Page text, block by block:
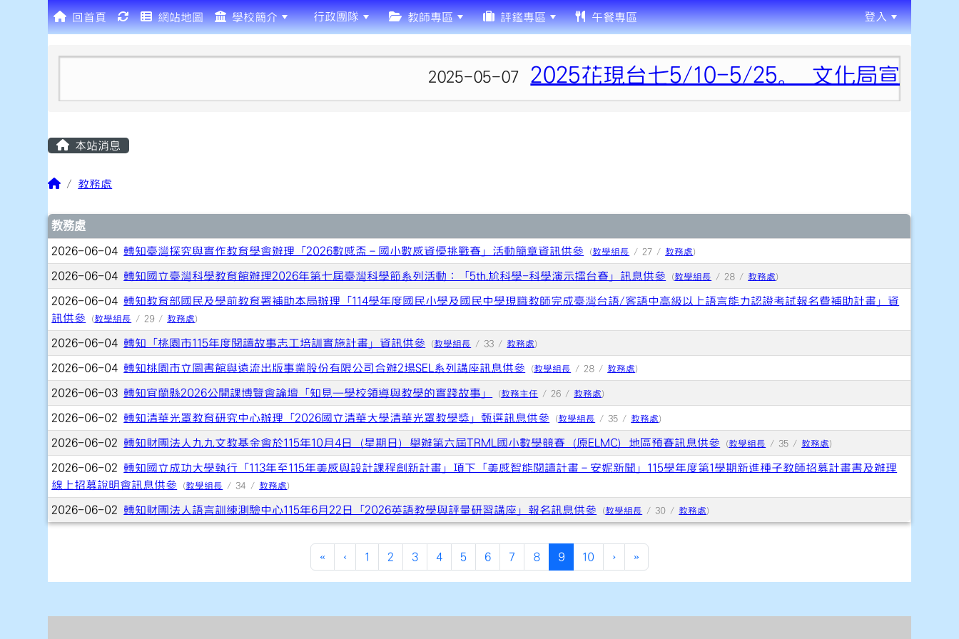
回首頁 網站地圖 學校簡介 行政團隊 教師專區 評鑑專區 午餐專區 登入
2025-05-07 2025花現台七5/10-5/25。 文化局宣傳影
本站消息
教務處
文章列表
教務處
2026-06-04 轉知臺灣探究與實作教育學會辦理「2026數感盃－國小數感資優挑戰賽」活動簡章資訊供參 (教學組長 / 27 / 教務處)
2026-06-04 轉知國立臺灣科學教育館辦理2026年第七屆臺灣科學節系列活動：「5th.尬科學-科學演示擂台賽」訊息供參 (教學組長 / 28 / 教務處)
2026-06-04 轉知教育部國民及學前教育署補助本局辦理「114學年度國民小學及國民中學現職教師完成臺灣台語/客語中高級以上語言能力認證考試報名費補助計畫」資
訊供參
(教學組長 / 29 / 教務處)
2026-06-04 轉知「桃園市115年度閱讀故事志工培訓實施計畫」資訊供參 (教學組長 / 33 / 教務處)
2026-06-04 轉知桃園市立圖書館與遠流出版事業股份有限公司合辦2場SEL系列講座訊息供參 (教學組長 / 28 / 教務處)
2026-06-03 轉知宜蘭縣2026公開課博覽會論壇「知見—學校領導與教學的實踐故事」 (教務主任 / 26 / 教務處)
2026-06-02 轉知清華光罩教育研究中心辦理「2026國立清華大學清華光罩教學獎」甄選訊息供參 (教學組長 / 35 / 教務處)
2026-06-02 轉知財團法人九九文教基金會於115年10月4日（星期日）舉辦第六屆TRML國小數學競賽（原ELMC）地區預賽訊息供參 (教學組長 / 35 / 教務處)
2026-06-02 轉知國立成功大學執行「113年至115年美感與設計課程創新計畫」項下「美感智能閱讀計畫－安妮新聞」115學年度第1學期新進種子教師招募計畫書及辦理
線上招募說明會訊息供參
(教學組長 / 34 / 教務處)
2026-06-02 轉知財團法人語言訓練測驗中心115年6月22日「2026英語教學與評量研習講座」報名訊息供參 (教學組長 / 30 / 教務處)
« ‹ 1 2 3 4 5 6 7 8 9(current)
10 › »